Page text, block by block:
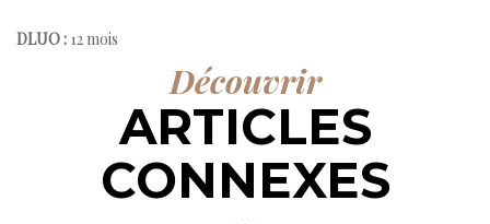
DLUO : 12 mois
Découvrir
ARTICLES
CONNEXES